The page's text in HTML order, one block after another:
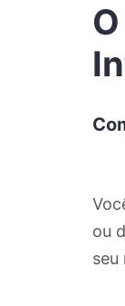
ou
seu